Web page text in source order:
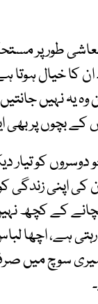
طور پر
کا خیال ہوتا
وہ یہ نہیں
کے بچوں پر بھی
دوسروں کو
اپنی زندگی
کے کچھ
ہے، اچھا لباس
سوچ میں